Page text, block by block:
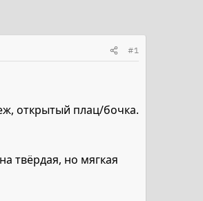
#1
открытый плац/бочка.
твёрдая, но мягкая